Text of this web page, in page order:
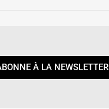
À LA NEWSLETTER